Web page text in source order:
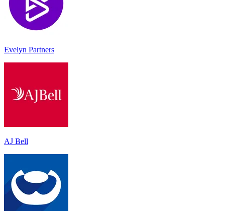
Evelyn Partners
AJ Bell